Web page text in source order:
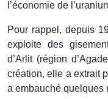
l’économie de
Pour rappel, depuis
exploite des
d’Arlit (région
création, elle a extrait
a embauché quelques